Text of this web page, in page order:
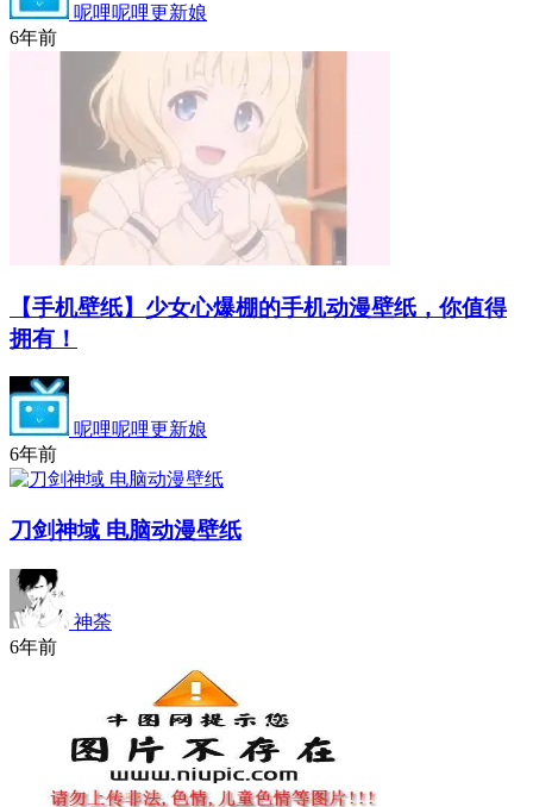
呢哩呢哩更新娘
6年前
【手机壁纸】少女心爆棚的手机动漫壁纸，你值得
拥有！
呢哩呢哩更新娘
6年前
刀剑神域 电脑动漫壁纸
神荼
6年前